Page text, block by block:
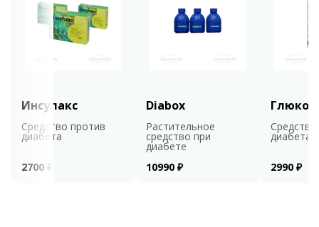
Инсулакс
Средство против
диабета
2700 ₽
Diabox
Растительное
средство при
диабете
10990 ₽
диабета
2990 ₽